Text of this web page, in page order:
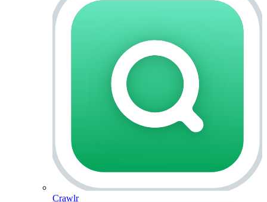
Crawlr